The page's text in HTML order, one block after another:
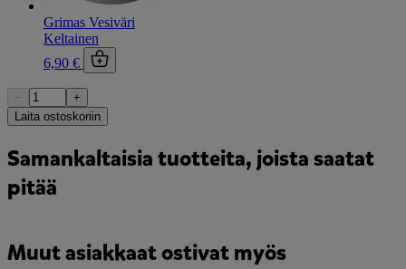
Grimas Vesiväri
Keltainen
6,90 €
−
+
Laita ostoskoriin
Samankaltaisia tuotteita, joista saatat
pitää
Muut asiakkaat ostivat myös